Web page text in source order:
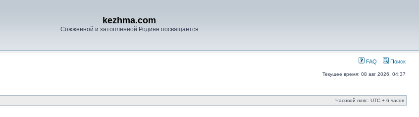
kezhma.com
Сожженной и затопленной Родине посвящается
FAQ Поиск
Текущее время: 08 авг 2026, 04:37
Часовой пояс: UTC + 6 часов